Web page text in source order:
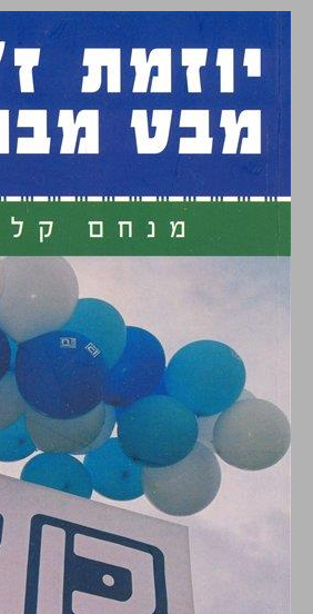
יוזמת ז'נבה מבט מבפנים ... 0